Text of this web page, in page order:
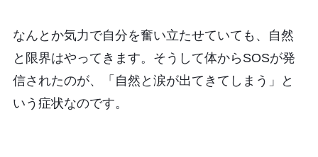
なんとか気力で自分を奮い立たせていても、自然
と限界はやってきます。そうして体からSOSが発
信されたのが、「自然と涙が出てきてしまう」と
いう症状なのです。